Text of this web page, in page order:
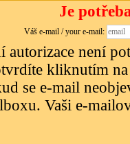
Je
Váš e-mail / your e-mail:
autorizace není
kliknutím na
se e-mail
Vaši e-